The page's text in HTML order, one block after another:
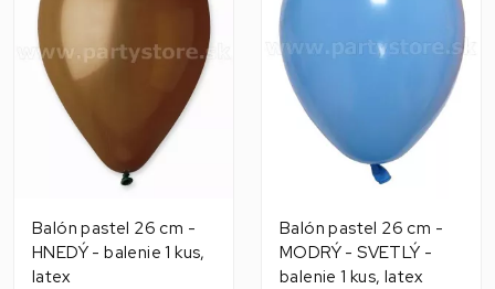
Balón pastel 26 cm -
HNEDÝ - balenie 1 kus,
latex
Balón pastel 26 cm -
MODRÝ - SVETLÝ -
balenie 1 kus, latex